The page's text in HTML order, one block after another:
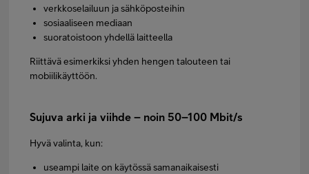
verkkoselailuun ja sähköposteihin
sosiaaliseen mediaan
suoratoistoon yhdellä laitteella
Riittävä esimerkiksi yhden hengen talouteen tai
mobiilikäyttöön.
Sujuva arki ja viihde – noin 50–100 Mbit/s
Hyvä valinta, kun:
useampi laite on käytössä samanaikaisesti